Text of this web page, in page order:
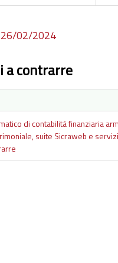
26/02/2024
a contrarre
di contabilità finanziaria
suite Sicraweb e